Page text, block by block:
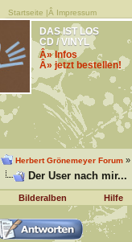
Startseite |Â Impressum
DAS IST LOS
CD / VINYL
Â» Infos
Â» jetzt bestellen!
Herbert Grönemeyer Forum»
Der User nach mir...
Bilderalben Hilfe